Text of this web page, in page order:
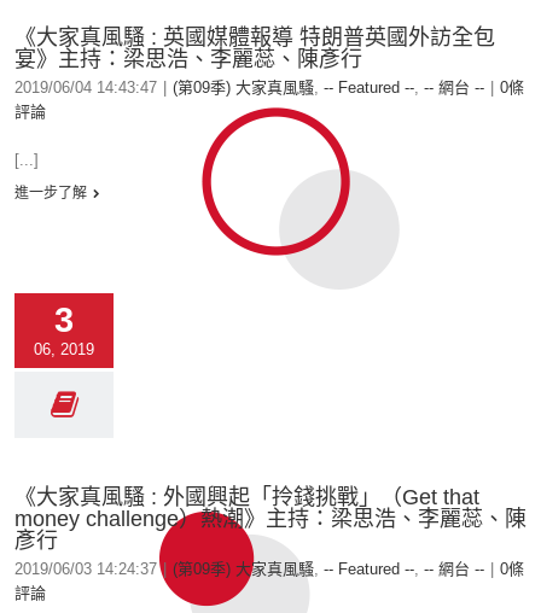
《大家真風騷 : 英國媒體報導 特朗普英國外訪全包
宴》主持：梁思浩、李麗蕊、陳彥行
2019/06/04 14:43:47 (第09季) 大家真風騷, -- Featured --, -- 網台 --
0條
評論
[...]
進一步了解
3
06, 2019
《大家真風騷 : 外國興起「拎錢挑戰」（Get that
money challenge）熱潮》主持：梁思浩、李麗蕊、陳
彥行
2019/06/03 14:24:37 (第09季) 大家真風騷, -- Featured --, -- 網台 --
0條
評論